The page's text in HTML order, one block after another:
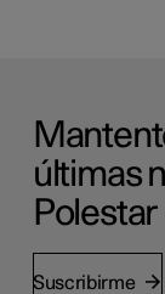
últimas
Polestar
Suscribirme